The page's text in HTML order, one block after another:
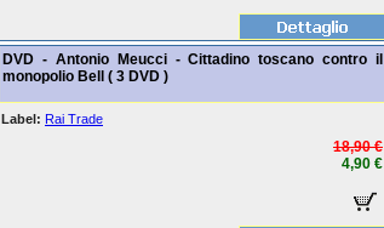
DVD - Antonio Meucci - Cittadino toscano contro il
monopolio Bell ( 3 DVD )
Label: Rai Trade
18,90 €
4,90 €